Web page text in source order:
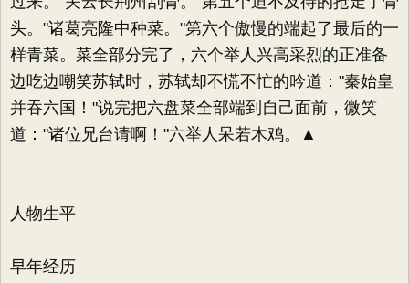
头。"诸葛亮隆中种菜。"第六个傲慢的端起了最后的一
样青菜。菜全部分完了，六个举人兴高采烈的正准备
边吃边嘲笑苏轼时，苏轼却不慌不忙的吟道："秦始皇
并吞六国！"说完把六盘菜全部端到自己面前，微笑
道："诸位兄台请啊！"六举人呆若木鸡。▲
人物生平
早年经历